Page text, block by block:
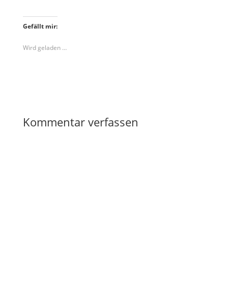
Gefällt mir:
Wird geladen …
Kommentar verfassen